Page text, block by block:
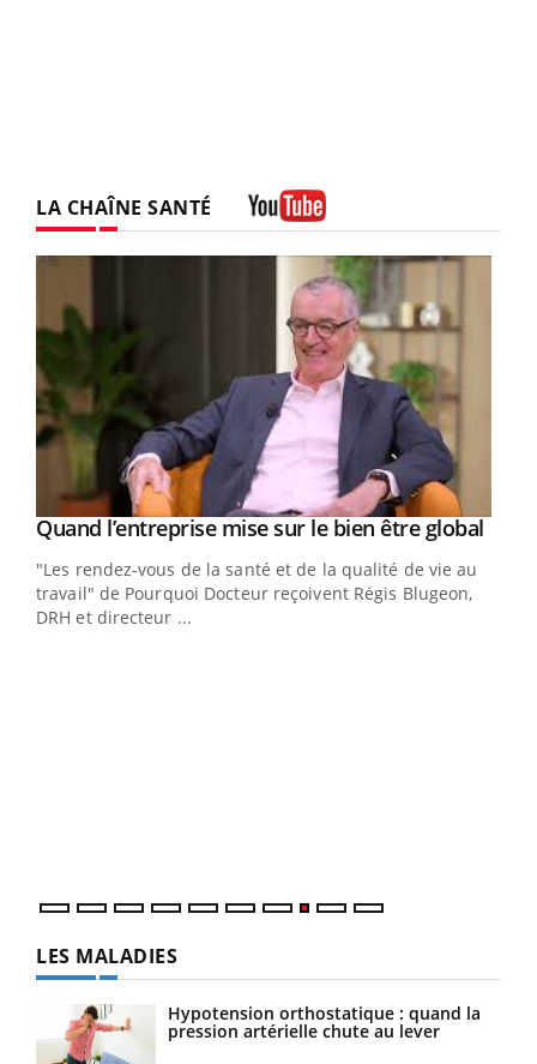
LA CHAÎNE SANTÉ
Youtube
Quand l’entreprise mise sur le bien être global
"Les rendez-vous de la santé et de la qualité de vie au
travail" de Pourquoi Docteur reçoivent Régis Blugeon,
DRH et directeur ...
LES MALADIES
Hypotension orthostatique : quand la
pression artérielle chute au lever